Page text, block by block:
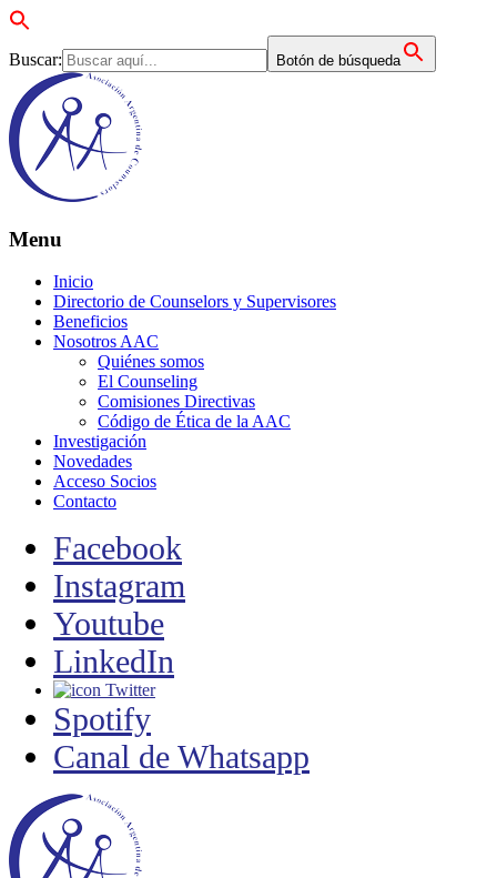
Buscar: Botón de búsqueda
Menu
Inicio
Directorio de Counselors y Supervisores
Beneficios
Nosotros AAC
Quiénes somos
El Counseling
Comisiones Directivas
Código de Ética de la AAC
Investigación
Novedades
Acceso Socios
Contacto
Facebook
Instagram
Youtube
LinkedIn
Twitter
Spotify
Canal de Whatsapp